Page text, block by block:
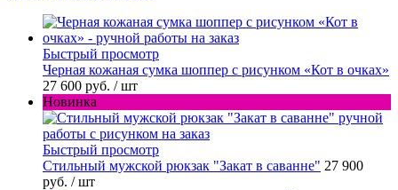
Быстрый просмотр
Черная кожаная сумка шоппер с рисунком «Кот в очках»
27 600 руб. / шт
Новинка
Быстрый просмотр
Стильный мужской рюкзак "Закат в саванне" 27 900
руб. / шт